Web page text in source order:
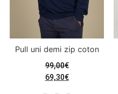
Pull uni demi zip coton
99,00€
69,30€